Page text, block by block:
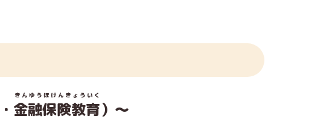
・ 金融保険教育
きんゆうほけんきょういく
）～